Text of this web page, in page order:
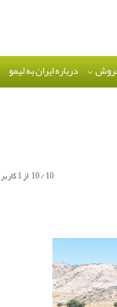
درباره ایران به لیمو
10/10 از1کاربر